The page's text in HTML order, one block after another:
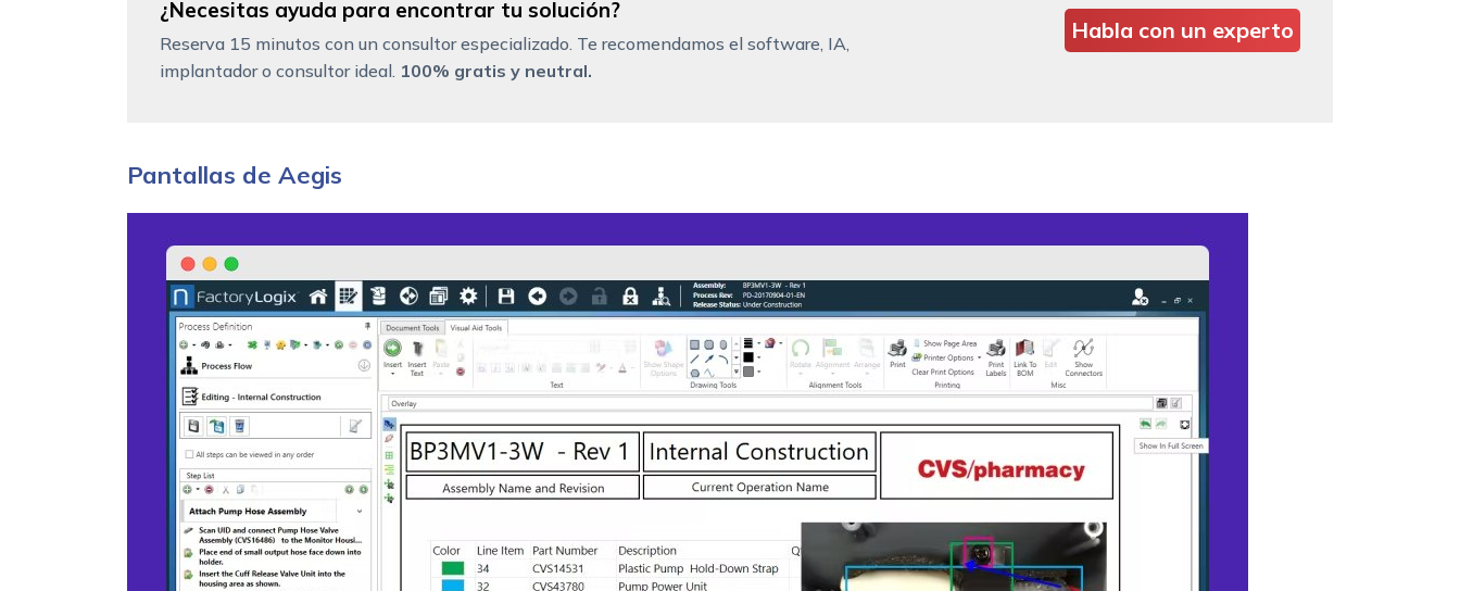
¿Necesitas ayuda para encontrar tu solución?
Reserva 15 minutos con un consultor especializado. Te recomendamos el software, IA,
implantador o consultor ideal. 100% gratis y neutral.
Habla con un experto
Pantallas de Aegis